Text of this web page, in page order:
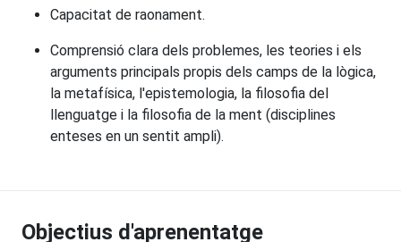
Capacitat de raonament.
Comprensió clara dels problemes, les teories i els
arguments principals propis dels camps de la lògica,
la metafísica, l'epistemologia, la filosofia del
llenguatge i la filosofia de la ment (disciplines
enteses en un sentit ampli).
Objectius d'aprenentatge